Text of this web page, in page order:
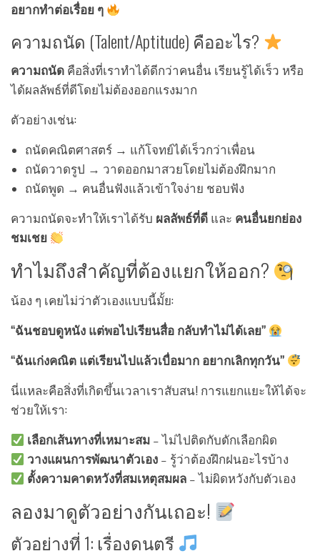
อยากทำต่อเรื่อย ๆ
ความถนัด (Talent/Aptitude) คืออะไร?
ความถนัด คือสิ่งที่เราทำได้ดีกว่าคนอื่น เรียนรู้ได้เร็ว หรือ
ได้ผลลัพธ์ที่ดีโดยไม่ต้องออกแรงมาก
ตัวอย่างเช่น:
ถนัดคณิตศาสตร์ → แก้โจทย์ได้เร็วกว่าเพื่อน
ถนัดวาดรูป → วาดออกมาสวยโดยไม่ต้องฝึกมาก
ถนัดพูด → คนอื่นฟังแล้วเข้าใจง่าย ชอบฟัง
ความถนัดจะทำให้เราได้รับ ผลลัพธ์ที่ดี และ คนอื่นยกย่อง
ชมเชย
ทำไมถึงสำคัญที่ต้องแยกให้ออก?
น้อง ๆ เคยไม่ว่าตัวเองแบบนี้มั้ย:
“ฉันชอบดูหนัง แต่พอไปเรียนสื่อ กลับทำไม่ได้เลย”
“ฉันเก่งคณิต แต่เรียนไปแล้วเบื่อมาก อยากเลิกทุกวัน”
นี่แหละคือสิ่งที่เกิดขึ้นเวลาเราสับสน! การแยกแยะให้ได้จะ
ช่วยให้เรา:
เลือกเส้นทางที่เหมาะสม – ไม่ไปติดกับดักเลือกผิด
วางแผนการพัฒนาตัวเอง – รู้ว่าต้องฝึกฝนอะไรบ้าง
ตั้งความคาดหวังที่สมเหตุสมผล – ไม่ผิดหวังกับตัวเอง
ลองมาดูตัวอย่างกันเถอะ!
ตัวอย่างที่ 1: เรื่องดนตรี